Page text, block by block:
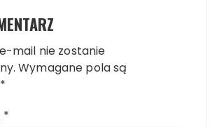
mail nie zostanie
Wymagane pola są
*
*